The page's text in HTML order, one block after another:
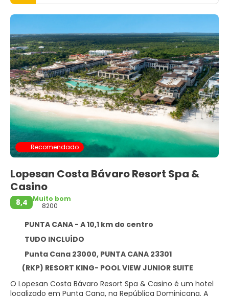
Recomendado
Lopesan Costa Bávaro Resort Spa &
Casino
8,4
Muito bom
8200
PUNTA CANA - A 10,1 km do centro
TUDO INCLUÍDO
Punta Cana 23000, PUNTA CANA 23301
(RKP) RESORT KING- POOL VIEW JUNIOR SUITE
O Lopesan Costa Bávaro Resort Spa & Casino é um hotel
localizado em Punta Cana, na República Dominicana. A